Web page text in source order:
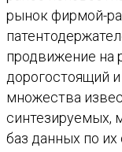
рынок фирмой-
продвижение на
дорогостоящий
множества
синтезируемых,
баз данных по